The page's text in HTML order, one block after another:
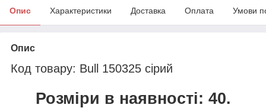
Опис Характеристики Доставка Оплата Умови
Опис
Код товару: Bull 150325 сірий
Розміри в наявності: 40.